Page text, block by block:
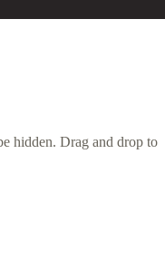
hidden. Drag and drop to